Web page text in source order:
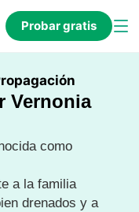
Probar gratis
Vernonia
como
a la familia
drenados y a